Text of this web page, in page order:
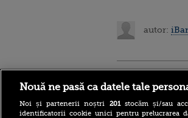
autor:
Nouă ne pasă ca datele tale
Noi și partenerii noștri 201stocăm și/sau
identificatorii cookie unici pentru prelucrarea